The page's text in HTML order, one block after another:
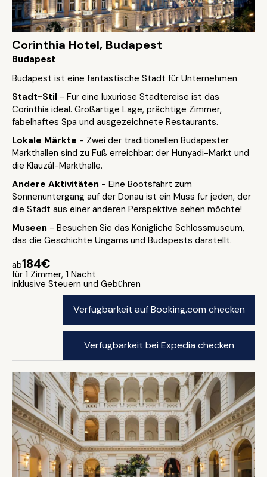
Corinthia Hotel, Budapest
Budapest
Budapest ist eine fantastische Stadt für Unternehmen
Stadt-Stil - Für eine luxuriöse Städtereise ist das
Corinthia ideal. Großartige Lage, prächtige Zimmer,
fabelhaftes Spa und ausgezeichnete Restaurants.
Lokale Märkte - Zwei der traditionellen Budapester
Markthallen sind zu Fuß erreichbar: der Hunyadi-Markt und
die Klauzál-Markthalle.
Andere Aktivitäten - Eine Bootsfahrt zum
Sonnenuntergang auf der Donau ist ein Muss für jeden, der
die Stadt aus einer anderen Perspektive sehen möchte!
Museen - Besuchen Sie das Königliche Schlossmuseum,
das die Geschichte Ungarns und Budapests darstellt.
ab184€
für 1 Zimmer, 1 Nacht
inklusive Steuern und Gebühren
Verfügbarkeit auf Booking.com checken
Verfügbarkeit bei Expedia checken